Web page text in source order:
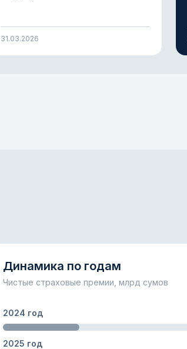
31.03.2026
Динамика по годам
Чистые страховые премии, млрд сумов
2024 год
2025 год